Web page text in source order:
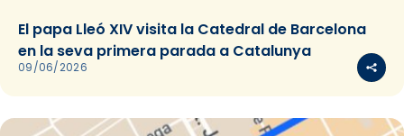
El papa Lleó XIV visita la Catedral de Barcelona
en la seva primera parada a Catalunya
09/06/2026